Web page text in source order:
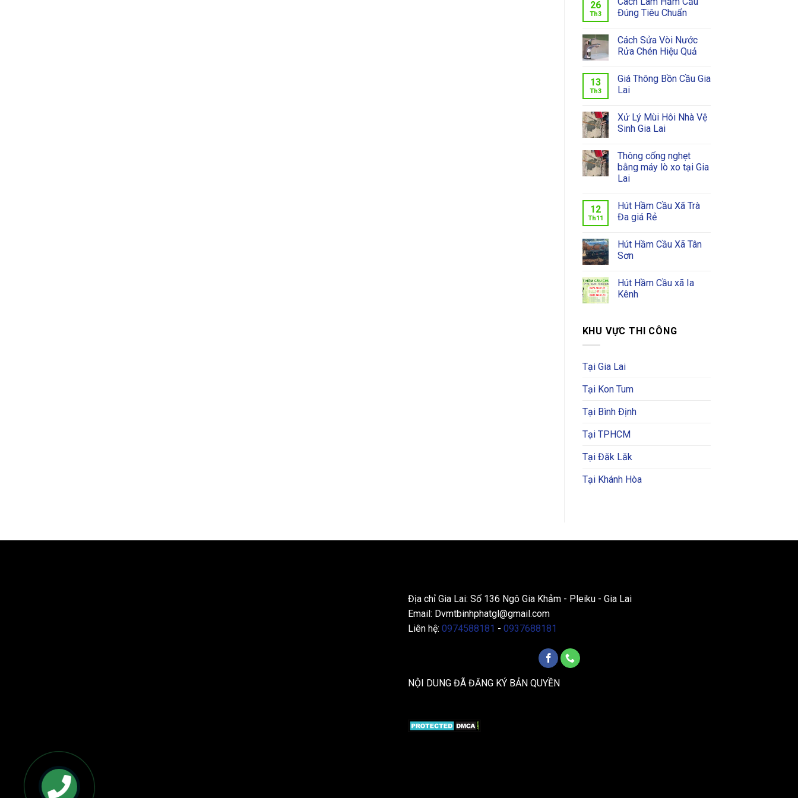
26
Th3
Đúng Tiêu Chuẩn
Cách Sửa Vòi Nước
Rửa Chén Hiệu Quả
13
Th3
Giá Thông Bồn Cầu Gia
Lai
Xử Lý Mùi Hôi Nhà Vệ
Sinh Gia Lai
Thông cống nghẹt
bằng máy lò xo tại Gia
Lai
12
Th11
Hút Hầm Cầu Xã Trà
Đa giá Rẻ
Hút Hầm Cầu Xã Tân
Sơn
Hút Hầm Cầu xã Ia
Kênh
KHU VỰC THI CÔNG
Tại Gia Lai
Tại Kon Tum
Tại Bình Định
Tại TPHCM
Tại Đăk Lăk
Tại Khánh Hòa
Địa chỉ Gia Lai: Số 136 Ngô Gia Khảm - Pleiku - Gia Lai
Email: Dvmtbinhphatgl@gmail.com
Liên hệ: 0974588181 - 0937688181
NỘI DUNG ĐÃ ĐĂNG KÝ BẢN QUYỀN